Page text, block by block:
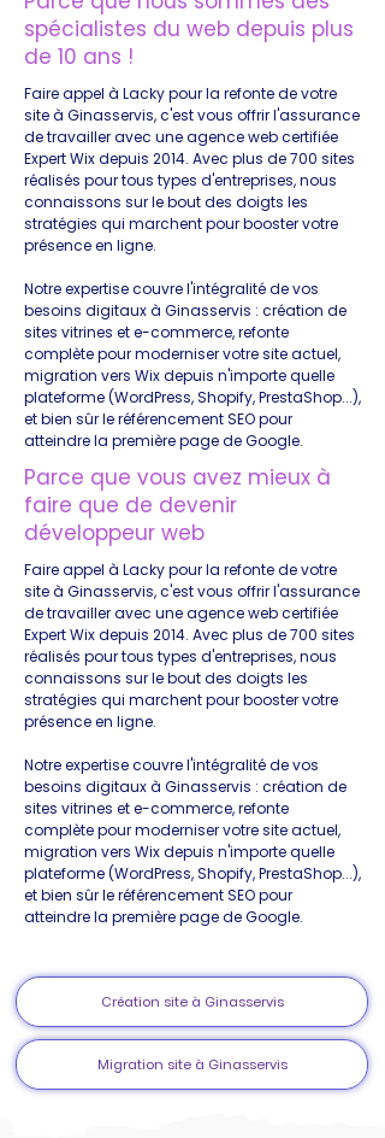
spécialistes du web depuis plus
de 10 ans !
Faire appel à Lacky pour la refonte de votre
site à Ginasservis, c'est vous offrir l'assurance
de travailler avec une agence web certifiée
Expert Wix depuis 2014. Avec plus de 700 sites
réalisés pour tous types d'entreprises, nous
connaissons sur le bout des doigts les
stratégies qui marchent pour booster votre
présence en ligne.
Notre expertise couvre l'intégralité de vos
besoins digitaux à Ginasservis : création de
sites vitrines et e-commerce, refonte
complète pour moderniser votre site actuel,
migration vers Wix depuis n'importe quelle
plateforme (WordPress, Shopify, PrestaShop...),
et bien sûr le référencement SEO pour
atteindre la première page de Google.
Parce que vous avez mieux à
faire que de devenir
développeur web
Faire appel à Lacky pour la refonte de votre
site à Ginasservis, c'est vous offrir l'assurance
de travailler avec une agence web certifiée
Expert Wix depuis 2014. Avec plus de 700 sites
réalisés pour tous types d'entreprises, nous
connaissons sur le bout des doigts les
stratégies qui marchent pour booster votre
présence en ligne.
Notre expertise couvre l'intégralité de vos
besoins digitaux à Ginasservis : création de
sites vitrines et e-commerce, refonte
complète pour moderniser votre site actuel,
migration vers Wix depuis n'importe quelle
plateforme (WordPress, Shopify, PrestaShop...),
et bien sûr le référencement SEO pour
atteindre la première page de Google.
Création site à Ginasservis
Migration site à Ginasservis